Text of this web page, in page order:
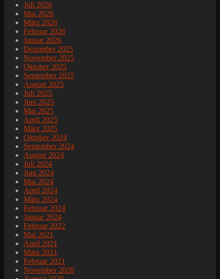
Juli 2026
Mai 2026
März 2026
Februar 2026
Januar 2026
Dezember 2025
November 2025
Oktober 2025
September 2025
August 2025
Juli 2025
Juni 2025
Mai 2025
April 2025
März 2025
Oktober 2024
September 2024
August 2024
Juli 2024
Juni 2024
Mai 2024
April 2024
März 2024
Februar 2024
Januar 2024
Februar 2022
Mai 2021
April 2021
März 2021
Februar 2021
November 2020